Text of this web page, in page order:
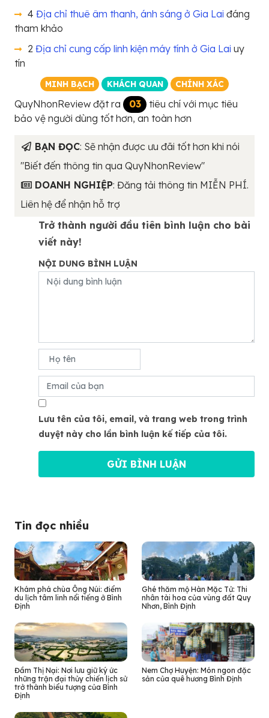
4 Địa chỉ thuê âm thanh, ánh sáng ở Gia Lai đáng
tham khảo
2 Địa chỉ cung cấp linh kiện máy tính ở Gia Lai uy
tín
MINH BẠCH KHÁCH QUAN CHÍNH XÁC
QuyNhonReview đặt ra 03
tiêu chí với mục tiêu
bảo vệ người dùng tốt hơn, an toàn hơn
BẠN ĐỌC: Sẽ nhận được ưu đãi tốt hơn khi nói
"Biết đến thông tin qua QuyNhonReview"
DOANH NGHIỆP: Đăng tải thông tin MIỄN PHÍ.
Liên hệ để nhận hỗ trợ
Trở thành người đầu tiên bình luận cho bài
viết này!
NỘI DUNG BÌNH LUẬN
Lưu tên của tôi, email, và trang web trong trình
duyệt này cho lần bình luận kế tiếp của tôi.
Tin đọc nhiều
Khám phá chùa Ông Núi: điểm
du lịch tâm linh nổi tiếng ở Bình
Định
Ghé thăm mộ Hàn Mặc Tử: Thi
nhân tài hoa của vùng đất Quy
Nhơn, Bình Định
Đầm Thị Nại: Nơi lưu giữ ký ức
những trận đại thủy chiến lịch sử
trở thành biểu tượng của Bình
Định
Nem Chợ Huyện: Món ngon đặc
sản của quê hương Bình Định